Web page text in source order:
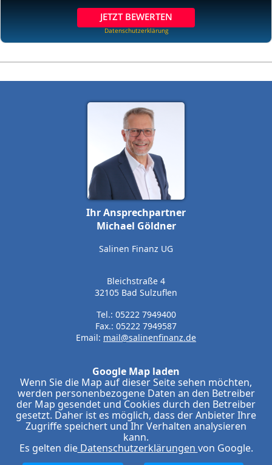
JETZT BEWERTEN
Datenschutzerklärung
Ihr Ansprechpartner
Michael Göldner
Salinen Finanz UG
Bleichstraße 4
32105 Bad Sulzuflen
Tel.: 05222 7949400
Fax.: 05222 7949587
Email: mail@salinenfinanz.de
Google Map laden
Wenn Sie die Map auf dieser Seite sehen möchten,
werden personenbezogene Daten an den Betreiber
der Map gesendet und Cookies durch den Betreiber
gesetzt. Daher ist es möglich, dass der Anbieter Ihre
Zugriffe speichert und Ihr Verhalten analysieren
kann.
Es gelten dieDatenschutzerklärungen von Google.